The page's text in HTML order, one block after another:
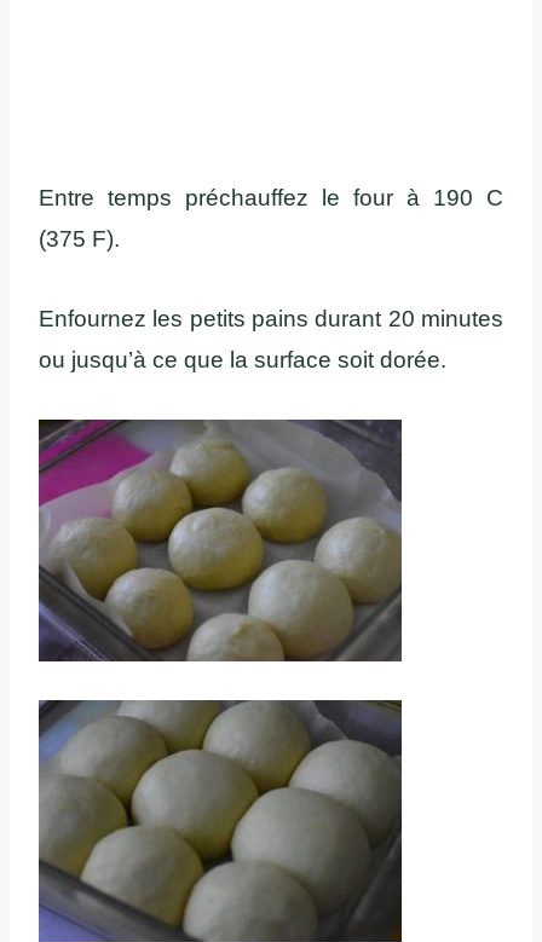
Entre temps préchauffez le four à 190 C
(375 F).
Enfournez les petits pains durant 20 minutes
ou jusqu’à ce que la surface soit dorée.